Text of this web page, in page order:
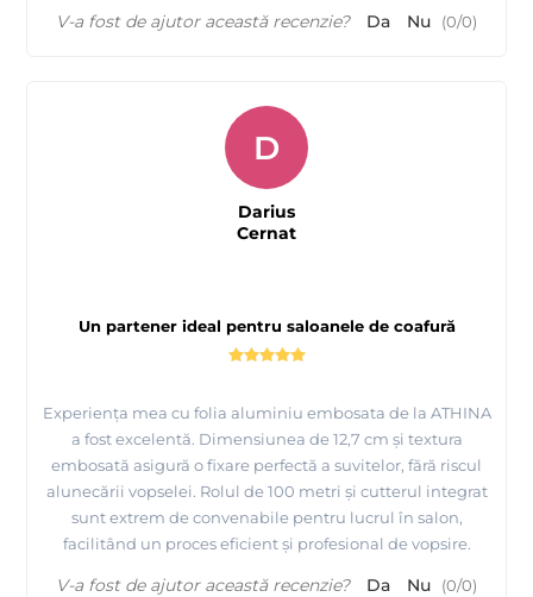
V-a fost de ajutor această recenzie? Da Nu (0/0)
Un partener ideal pentru saloanele de coafură
Experiența mea cu folia aluminiu embosata de la ATHINA
a fost excelentă. Dimensiunea de 12,7 cm și textura
embosată asigură o fixare perfectă a suvitelor, fără riscul
alunecării vopselei. Rolul de 100 metri și cutterul integrat
sunt extrem de convenabile pentru lucrul în salon,
facilitând un proces eficient și profesional de vopsire.
D
Darius
Cernat
V-a fost de ajutor această recenzie? Da Nu (0/0)